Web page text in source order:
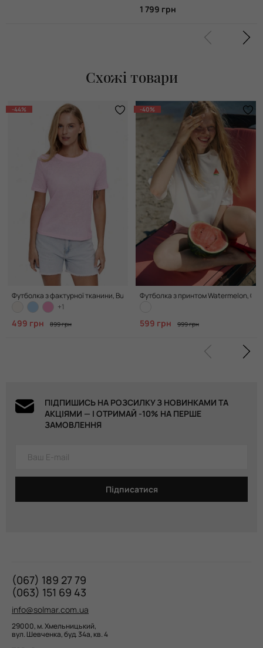
1 799 грн
Схожі товари
-44%
Футболка з фактурної тканини, Bubble Pink
+1
499 грн 899 грн
-40%
Футболка з принтом Watermelon,
599 грн 999 грн
ПІДПИШИСЬ НА РОЗСИЛКУ З НОВИНКАМИ ТА
АКЦІЯМИ — І ОТРИМАЙ -10% НА ПЕРШЕ
ЗАМОВЛЕННЯ
Підписатися
(067) 189 27 79
(063) 151 69 43
info@solmar.com.ua
29000, м. Хмельницький,
вул. Шевченка, буд. 34а, кв. 4